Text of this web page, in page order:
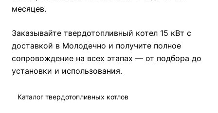
месяцев.
Заказывайте твердотопливный котел 15 кВт с
доставкой в Молодечно и получите полное
сопровождение на всех этапах — от подбора до
установки и использования.
Каталог твердотопливных котлов